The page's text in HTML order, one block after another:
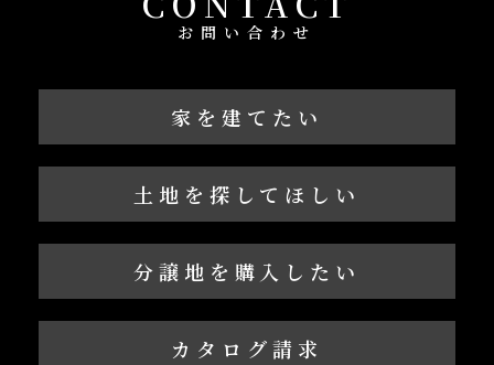
お問い合わせ
家を建てたい
土地を探してほしい
分譲地を購入したい
カタログ請求